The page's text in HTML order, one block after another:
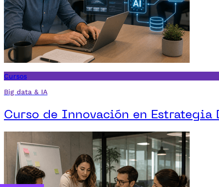
Cursos
Big data & IA
Curso de Innovación en